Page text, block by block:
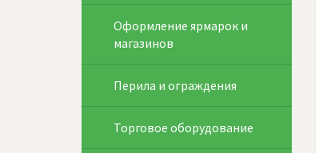
Оформление ярмарок и
магазинов
Перила и ограждения
Торговое оборудование